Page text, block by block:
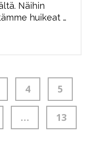
Näihin
huikeat …
4 5
… 13